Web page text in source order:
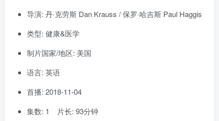
导演: 丹·克劳斯 Dan Krauss / 保罗·哈吉斯 Paul Haggis
类型: 健康&医学
制片国家/地区: 美国
语言: 英语
首播: 2018-11-04
集数: 1 片长: 93分钟